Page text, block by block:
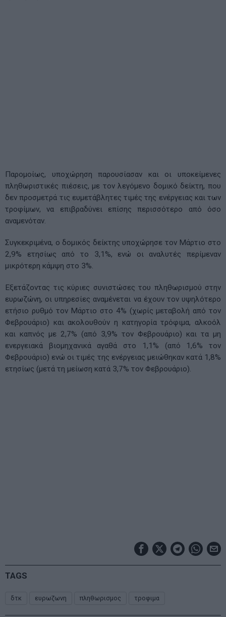
Παρομοίως, υποχώρηση παρουσίασαν και οι υποκείμενες
πληθωριστικές πιέσεις, με τον λεγόμενο δομικό δείκτη, που
δεν προσμετρά τις ευμετάβλητες τιμές της ενέργειας και των
τροφίμων, να επιβραδύνει επίσης περισσότερο από όσο
αναμενόταν.
Συγκεκριμένα, ο δομικός δείκτης υποχώρησε τον Μάρτιο στο
2,9% ετησίως από το 3,1%, ενώ οι αναλυτές περίμεναν
μικρότερη κάμψη στο 3%.
Εξετάζοντας τις κύριες συνιστώσες του πληθωρισμού στην
ευρωζώνη, οι υπηρεσίες αναμένεται να έχουν τον υψηλότερο
ετήσιο ρυθμό τον Μάρτιο στο 4% (χωρίς μεταβολή από τον
Φεβρουάριο) και ακολουθούν η κατηγορία τρόφιμα, αλκοόλ
και καπνός με 2,7% (από 3,9% τον Φεβρουάριο) και τα μη
ενεργειακά βιομηχανικά αγαθά στο 1,1% (από 1,6% τον
Φεβρουάριο) ενώ οι τιμές της ενέργειας μειώθηκαν κατά 1,8%
ετησίως (μετά τη μείωση κατά 3,7% τον Φεβρουάριο).
TAGS
δτκ ευρωζωνη πληθωρισμος τροφιμα